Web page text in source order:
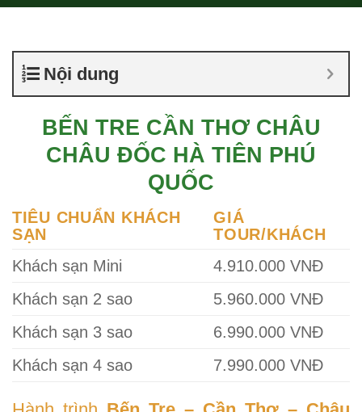
Nội dung
BẾN TRE CẦN THƠ CHÂU
CHÂU ĐỐC HÀ TIÊN PHÚ
QUỐC
TIÊU CHUẨN KHÁCH
SẠN
GIÁ
TOUR/KHÁCH
Khách sạn Mini
4.910.000 VNĐ
Khách sạn 2 sao
5.960.000 VNĐ
Khách sạn 3 sao
6.990.000 VNĐ
Khách sạn 4 sao
7.990.000 VNĐ